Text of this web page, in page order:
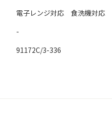
電子レンジ対応 食洗機対応
-
91172C/3-336